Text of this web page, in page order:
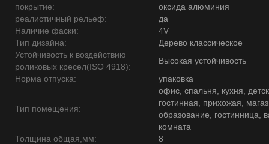
покрытие:
оксида алюминия
реалистичный рельеф:
да
Наличие фаски:
4V
Тип дизайна:
Дерево классическое
Устойчивость к воздействию
роликовых кресел(ISO 4918):
Высокая устойчивость
Норма отпуска:
упаковка
Тип помещения:
офис, спальня, кухня,
гостинная, прихожая,
образование, гостинница,
комната
Толщина общая,мм:
8